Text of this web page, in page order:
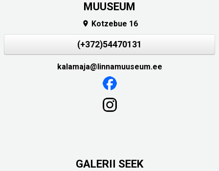
MUUSEUM
 Kotzebue 16
(+372)54470131
kalamaja@linnamuuseum.ee
GALERII SEEK